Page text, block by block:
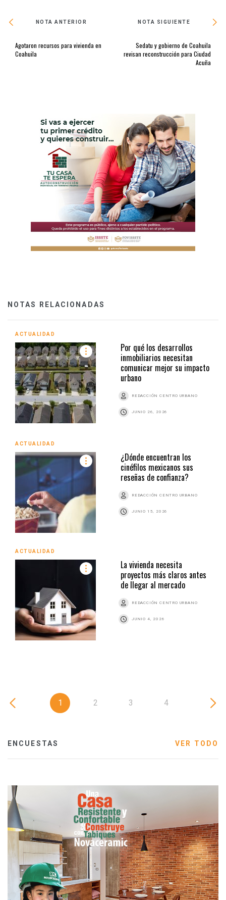
NOTA ANTERIOR
Agotaron recursos para vivienda en
Coahuila
NOTA SIGUIENTE
Sedatu y gobierno de Coahuila
revisan reconstrucción para Ciudad
Acuña
NOTAS RELACIONADAS
ACTUALIDAD
Por qué los desarrollos
inmobiliarios necesitan
comunicar mejor su impacto
urbano
REDACCIÓN CENTRO URBANO
JUNIO 26, 2026
ACTUALIDAD
¿Dónde encuentran los
cinéfilos mexicanos sus
reseñas de confianza?
REDACCIÓN CENTRO URBANO
JUNIO 15, 2026
ACTUALIDAD
La vivienda necesita
proyectos más claros antes
de llegar al mercado
REDACCIÓN CENTRO URBANO
JUNIO 4, 2026
1 2 3 4
ENCUESTAS VER TODO